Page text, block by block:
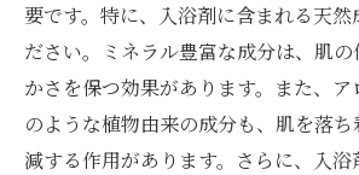
要です。特に、入浴剤に含まれる天然
ださい。ミネラル豊富な成分は、肌の
かさを保つ効果があります。また、
のような植物由来の成分も、肌を落
減する作用があります。さらに、入浴